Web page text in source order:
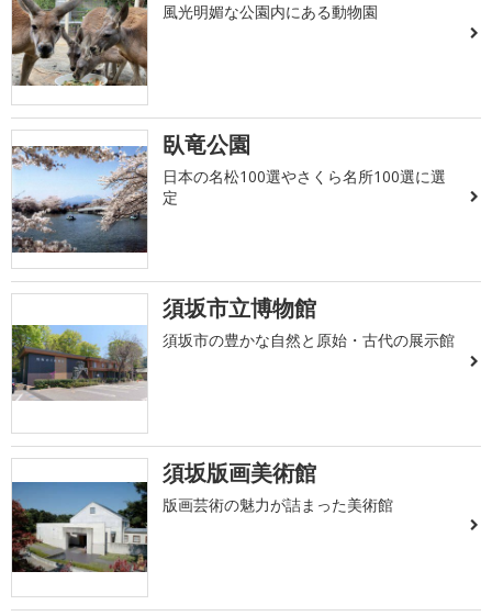
風光明媚な公園内にある動物園
臥竜公園
日本の名松100選やさくら名所100選に選
定
須坂市立博物館
須坂市の豊かな自然と原始・古代の展示館
須坂版画美術館
版画芸術の魅力が詰まった美術館